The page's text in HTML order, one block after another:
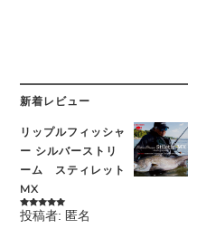
新着レビュー
リップルフィッシャ
ー シルバーストリ
ーム スティレット
MX
5段階中5の
評価
投稿者: 匿名